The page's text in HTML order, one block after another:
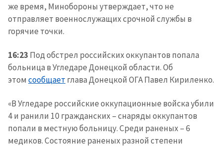
же время, Минобороны утверждает, что не
отправляет военнослужащих срочной службы в
горячие точки.
16:23 Под обстрел российских оккупантов попала
больница в Угледаре Донецкой области. Об
этом сообщает глава Донецкой ОГА Павел Кириленко.
«В Угледаре российские оккупационные войска убили
4 и ранили 10 гражданских – снаряды оккупантов
попали в местную больницу. Среди раненых – 6
медиков. Состояние раненых разной степени